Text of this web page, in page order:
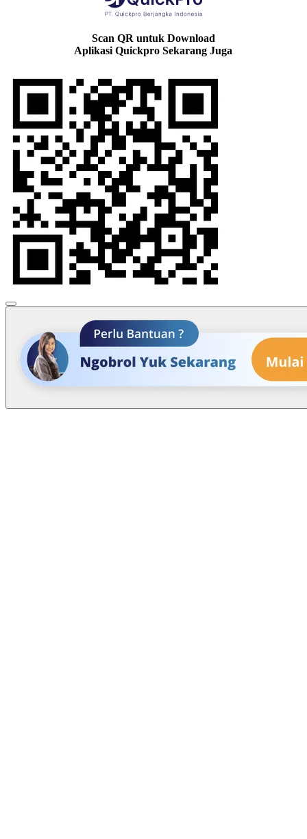
Scan QR untuk Download
Aplikasi Quickpro Sekarang Juga